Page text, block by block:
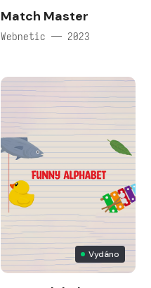
Match Master
Webnetic — 2023
Vydáno